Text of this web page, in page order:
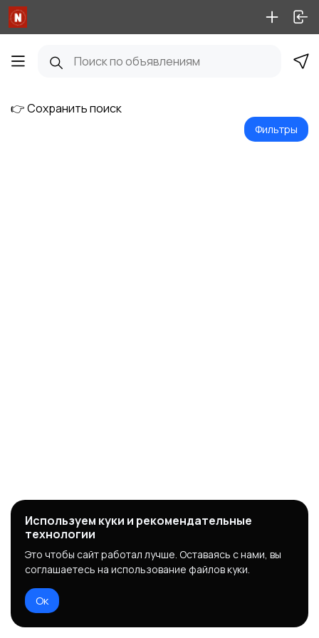
👉 Сохранить поиск
Фильтры
Используем куки и рекомендательные
технологии
Это чтобы сайт работал лучше. Оставаясь с нами, вы
соглашаетесь на использование файлов куки.
Ок